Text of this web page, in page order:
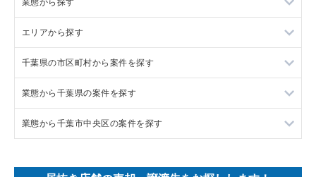
業態から探す
ラーメンの居抜き売却物件の案件一覧
フランス料理の居抜き売却物件の案件一覧
イタリア料理の居抜き売却物件の案件一覧
中華の居抜き売却物件の案件一覧
エリアから探す
東京23区の飲食店の居抜き売却物件の案件一覧
東京都下の飲食店の居抜き売却物件の案件一覧
千葉県の飲食店の居抜き売却物件の案件一覧
千葉県の市区町村から案件を探す
船橋市の飲食店の居抜き売却物件の案件一覧
鎌ヶ谷市の飲食店の居抜き売却物件の案件一覧
業態から千葉県の案件を探す
千葉県のラーメンの居抜き売却物件の案件一覧
業態から千葉市中央区の案件を探す